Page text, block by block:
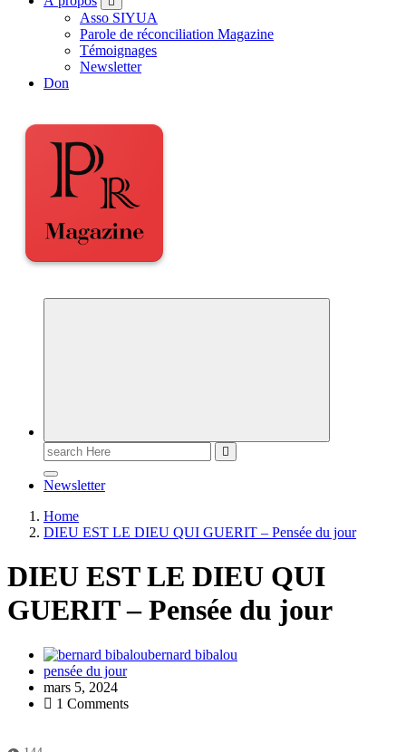
Asso SIYUA
Parole de réconciliation Magazine
Témoignages
Newsletter
Don
Newsletter
Home
DIEU EST LE DIEU QUI GUERIT – Pensée du jour
DIEU EST LE DIEU QUI
GUERIT – Pensée du jour
bernard bibalou
pensée du jour
mars 5, 2024
1 Comments